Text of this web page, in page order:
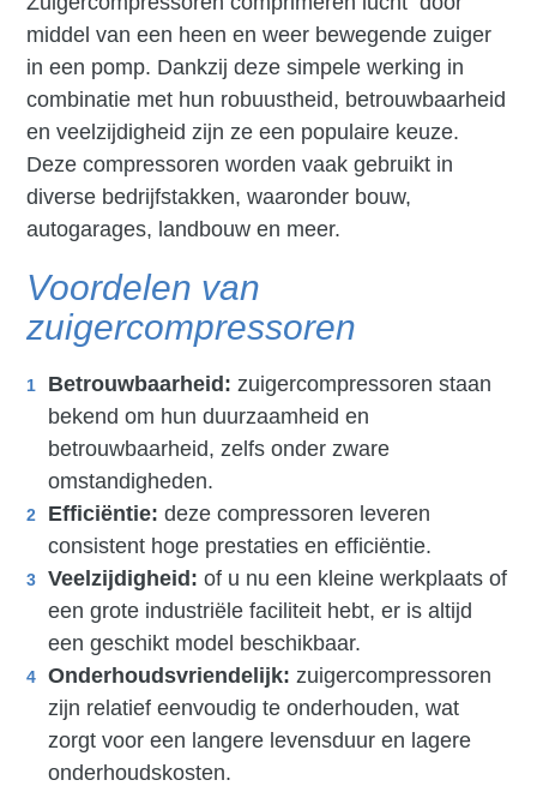
middel van een heen en weer bewegende zuiger
in een pomp. Dankzij deze simpele werking in
combinatie met hun robuustheid, betrouwbaarheid
en veelzijdigheid zijn ze een populaire keuze.
Deze compressoren worden vaak gebruikt in
diverse bedrijfstakken, waaronder bouw,
autogarages, landbouw en meer.
Voordelen van
zuigercompressoren
Betrouwbaarheid: zuigercompressoren staan
bekend om hun duurzaamheid en
betrouwbaarheid, zelfs onder zware
omstandigheden.
Efficiëntie: deze compressoren leveren
consistent hoge prestaties en efficiëntie.
Veelzijdigheid: of u nu een kleine werkplaats of
een grote industriële faciliteit hebt, er is altijd
een geschikt model beschikbaar.
Onderhoudsvriendelijk: zuigercompressoren
zijn relatief eenvoudig te onderhouden, wat
zorgt voor een langere levensduur en lagere
onderhoudskosten.